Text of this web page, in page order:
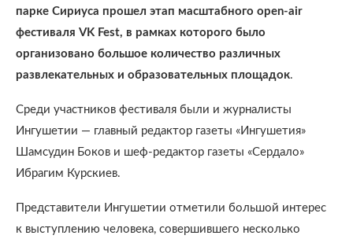
парке Сириуса прошел этап масштабного open-air
фестиваля VK Fest, в рамках которого было
организовано большое количество различных
развлекательных и образовательных площадок.
Среди участников фестиваля были и журналисты
Ингушетии — главный редактор газеты «Ингушетия»
Шамсудин Боков и шеф-редактор газеты «Сердало»
Ибрагим Курскиев.
Представители Ингушетии отметили большой интерес
к выступлению человека, совершившего несколько